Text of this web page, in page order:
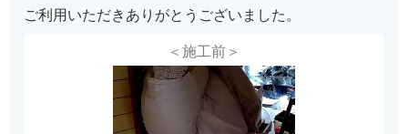
ご利用いただきありがとうございました。
＜施工前＞